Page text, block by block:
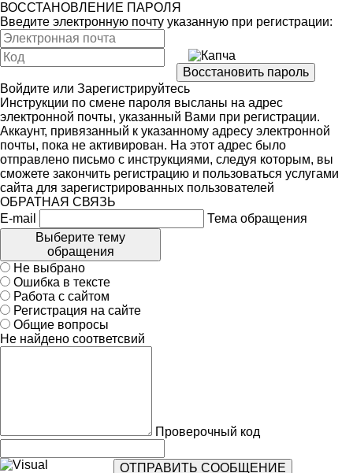
ВОССТАНОВЛЕНИЕ ПАРОЛЯ
Введите электронную почту указанную при регистрации:
Войдите или Зарегистрируйтесь
Инструкции по смене пароля высланы на адрес
электронной почты, указанный Вами при регистрации.
Аккаунт, привязанный к указанному адресу электронной
почты, пока не активирован. На этот адрес было
отправлено письмо с инструкциями, следуя которым, вы
сможете закончить регистрацию и пользоваться услугами
сайта для зарегистрированных пользователей
ОБРАТНАЯ СВЯЗЬ
E-mail
Тема обращения
Выберите тему
обращения
Не выбрано
Ошибка в тексте
Работа с сайтом
Регистрация на сайте
Общие вопросы
Не найдено соответсвий
Проверочный код